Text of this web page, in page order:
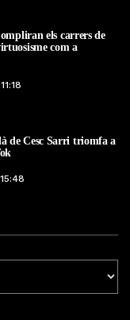
els carrers de
com a
de Cesc Sarri triomfa a